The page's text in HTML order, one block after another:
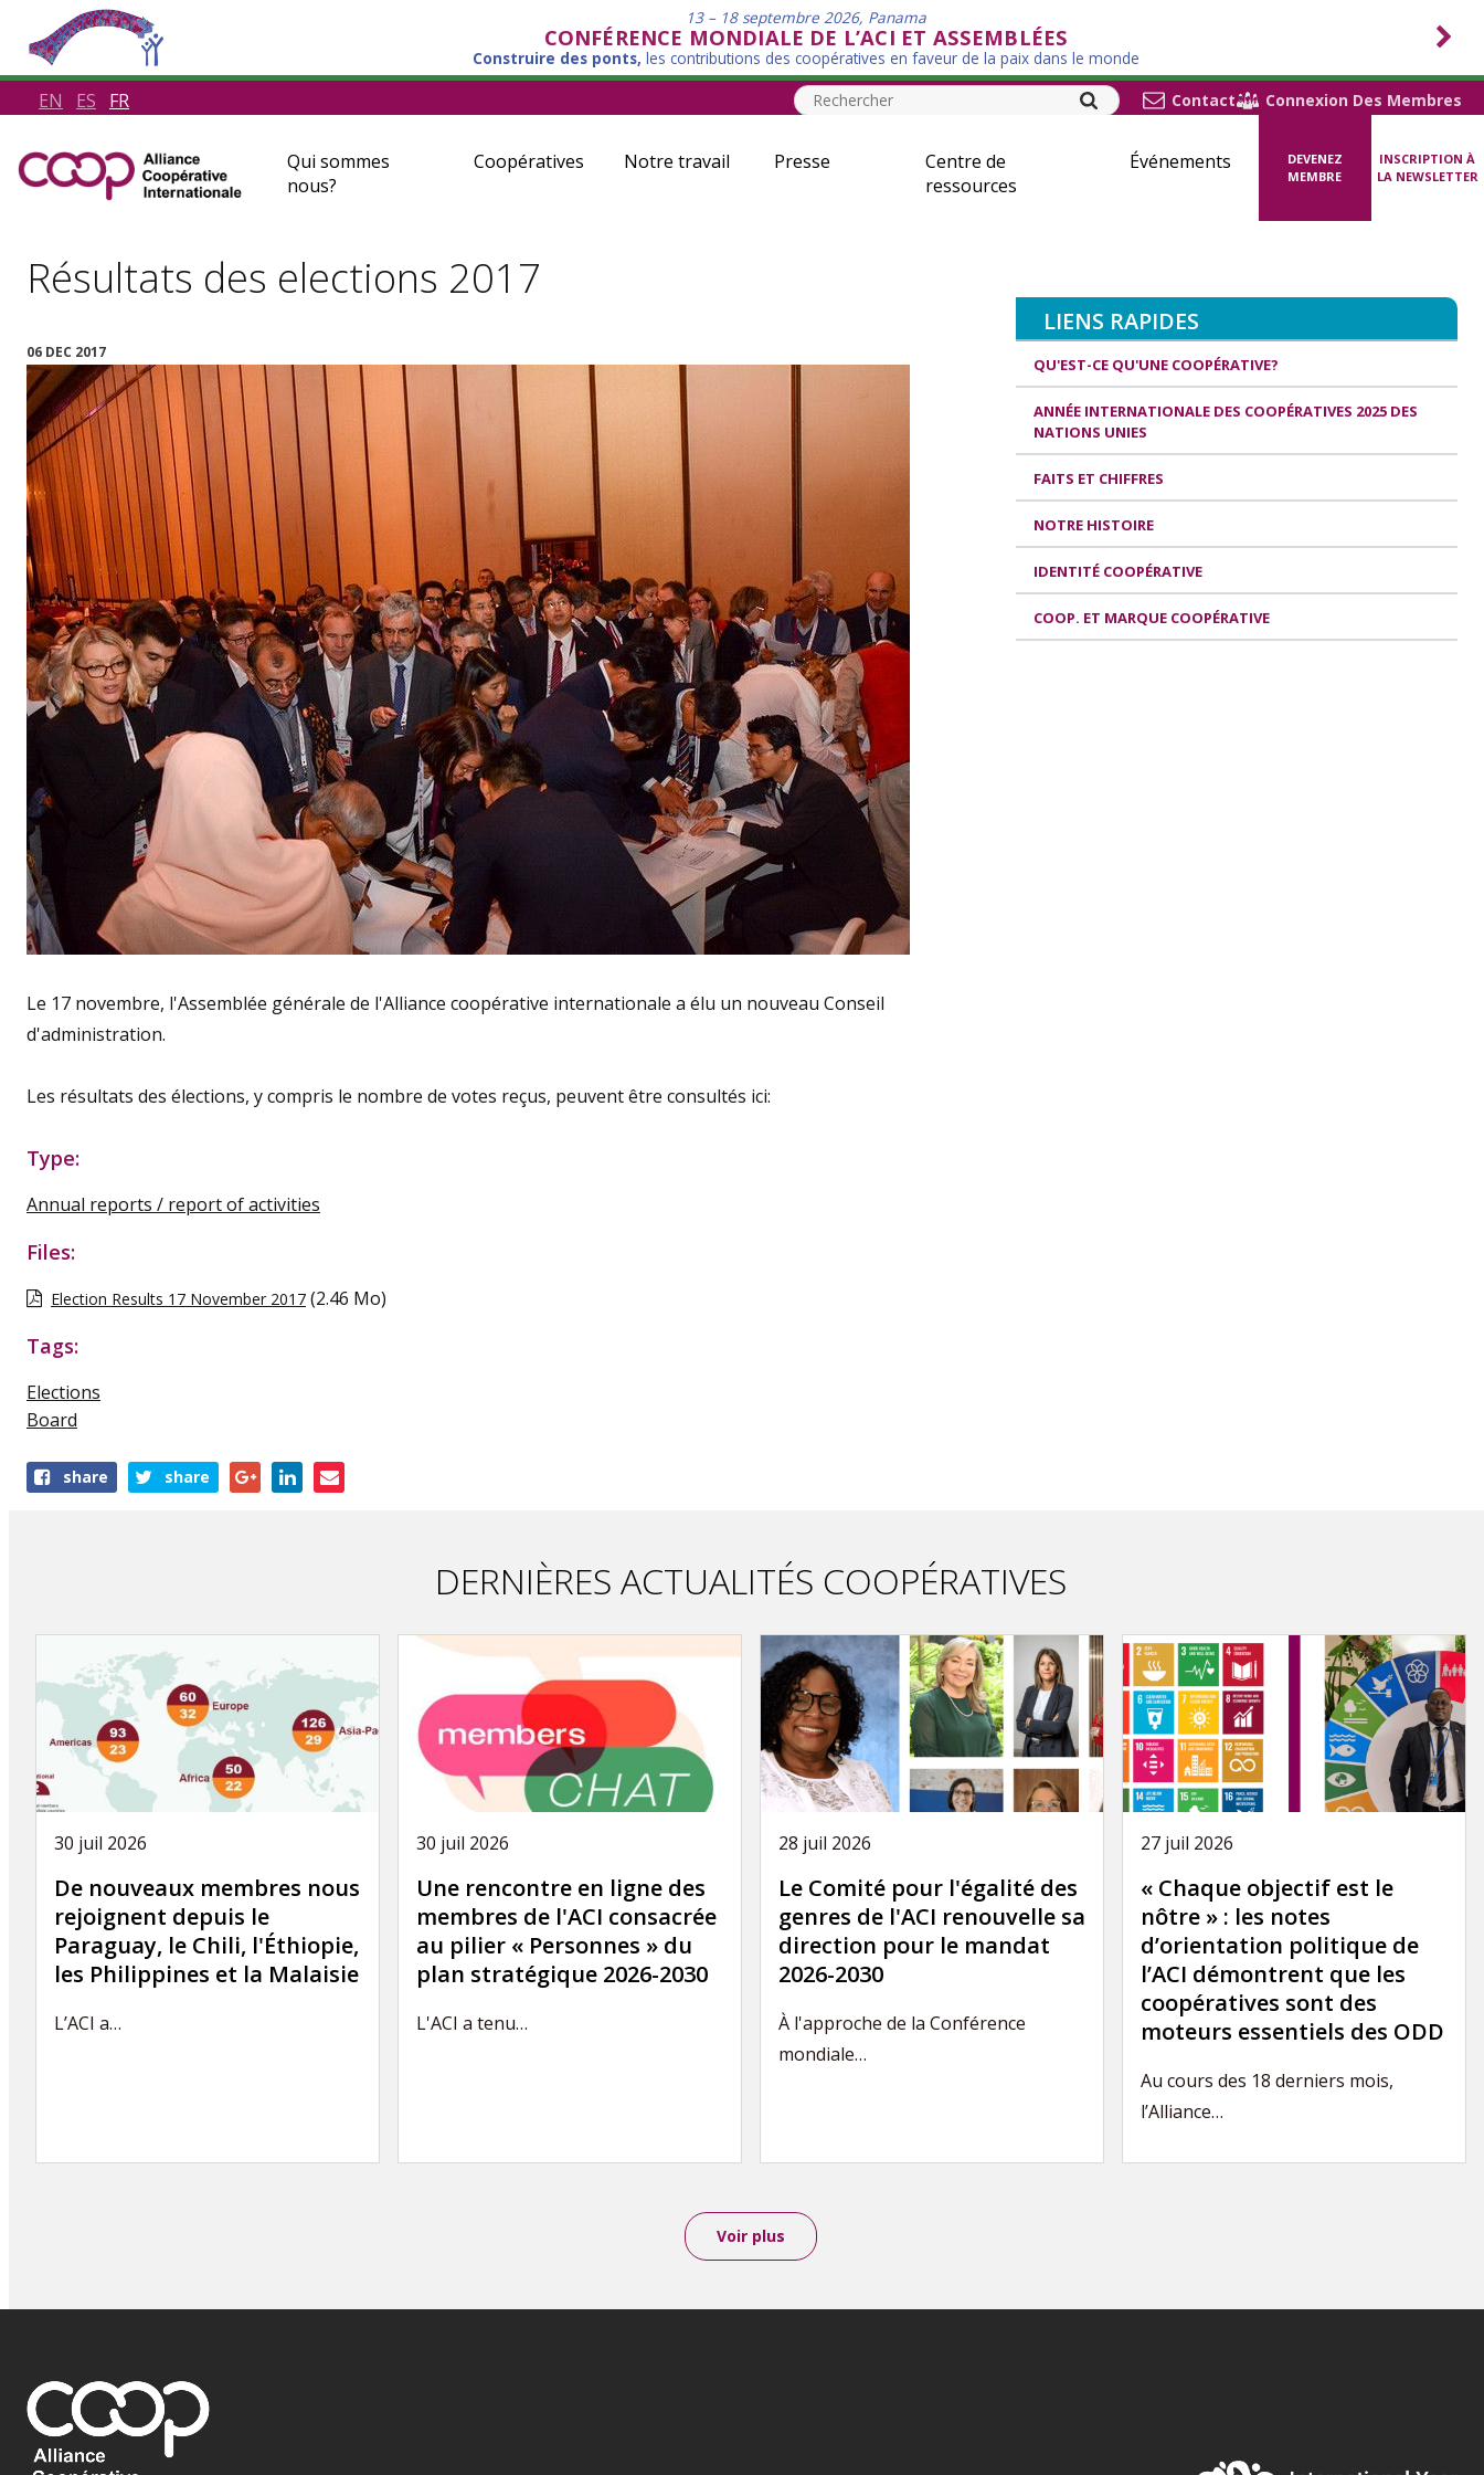
13 – 18 septembre 2026, Panama
CONFÉRENCE MONDIALE DE L’ACI ET ASSEMBLÉES
Construire des ponts, les contributions des coopératives en faveur de la paix dans le monde
EN ES FR Contact Connexion Des Membres
Qui sommes
nous?
Coopératives Notre travail Presse
Centre de
ressources
Événements
DEVENEZ
MEMBRE
INSCRIPTION À
LA NEWSLETTER
Résultats des elections 2017
06 DEC 2017
Le 17 novembre, l'Assemblée générale de l'Alliance coopérative internationale a élu un nouveau Conseil
d'administration.
Les résultats des élections, y compris le nombre de votes reçus, peuvent être consultés ici:
Type:
Annual reports / report of activities
Files:
Election Results 17 November 2017 (2.46 Mo)
Tags:
Elections
Board
Shareshare share
DERNIÈRES ACTUALITÉS COOPÉRATIVES
30 juil 2026
De nouveaux membres nous
rejoignent depuis le
Paraguay, le Chili, l'Éthiopie,
les Philippines et la Malaisie
L’ACI a…
30 juil 2026
Une rencontre en ligne des
membres de l'ACI consacrée
au pilier « Personnes » du
plan stratégique 2026-2030
L'ACI a tenu…
28 juil 2026
Le Comité pour l'égalité des
genres de l'ACI renouvelle sa
direction pour le mandat
2026-2030
À l'approche de la Conférence
mondiale…
27 juil 2026
« Chaque objectif est le
nôtre » : les notes
d’orientation politique de
l’ACI démontrent que les
coopératives sont des
moteurs essentiels des ODD
Au cours des 18 derniers mois,
l’Alliance…
Voir plus
LIENS RAPIDES
QU'EST-CE QU'UNE COOPÉRATIVE?
ANNÉE INTERNATIONALE DES COOPÉRATIVES 2025 DES
NATIONS UNIES
FAITS ET CHIFFRES
NOTRE HISTOIRE
IDENTITÉ COOPÉRATIVE
COOP. ET MARQUE COOPÉRATIVE